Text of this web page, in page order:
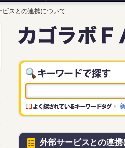
ビスとの連携について
外部サービスとの連携